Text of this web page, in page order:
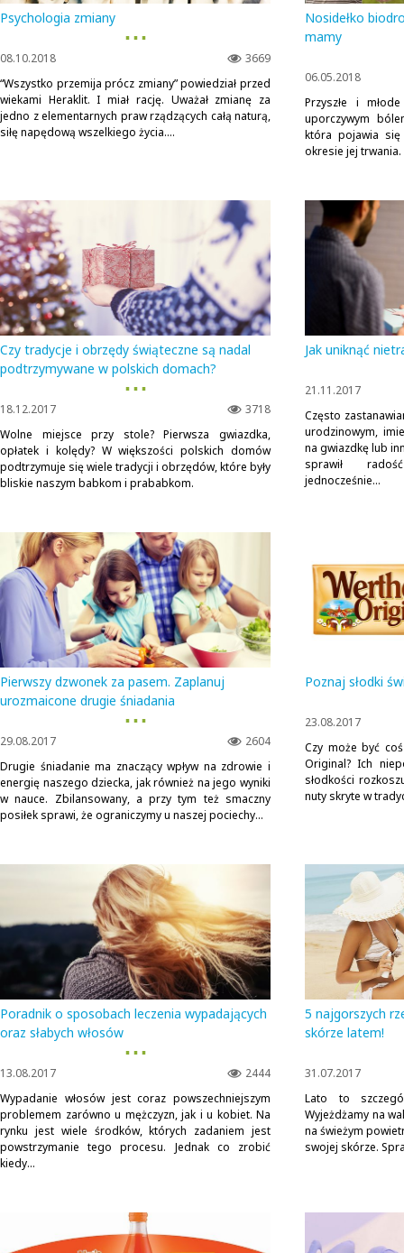
Psychologia zmiany
▪ ▪ ▪
3669
08.10.2018
“Wszystko przemija prócz zmiany” powiedział przed
wiekami Heraklit. I miał rację. Uważał zmianę za
jedno z elementarnych praw rządzących całą naturą,
siłę napędową wszelkiego życia....
Nosidełko
mamy
06.05.2018
Przyszłe i
uporczywym
która pojawia
okresie jej
Czy tradycje i obrzędy świąteczne są nadal
podtrzymywane w polskich domach?
▪ ▪ ▪
3718
18.12.2017
Wolne miejsce przy stole? Pierwsza gwiazdka,
opłatek i kolędy? W większości polskich domów
podtrzymuje się wiele tradycji i obrzędów, które były
bliskie naszym babkom i prababkom.
Jak uniknąć
21.11.2017
Często
urodzinowym,
na gwiazdkę lub
sprawił
jednocześnie...
Pierwszy dzwonek za pasem. Zaplanuj
urozmaicone drugie śniadania
▪ ▪ ▪
2604
29.08.2017
Drugie śniadanie ma znaczący wpływ na zdrowie i
energię naszego dziecka, jak również na jego wyniki
w nauce. Zbilansowany, a przy tym też smaczny
posiłek sprawi, że ograniczymy u naszej pociechy...
Poznaj słodki
23.08.2017
Czy może być
Original? Ich
słodkości
nuty skryte w
Poradnik o sposobach leczenia wypadających
oraz słabych włosów
▪ ▪ ▪
2444
13.08.2017
Wypadanie włosów jest coraz powszechniejszym
problemem zarówno u mężczyzn, jak i u kobiet. Na
rynku jest wiele środków, których zadaniem jest
powstrzymanie tego procesu. Jednak co zrobić
kiedy...
5 najgorszych
skórze latem!
31.07.2017
Lato to
Wyjeżdżamy na
na świeżym
swojej skórze.